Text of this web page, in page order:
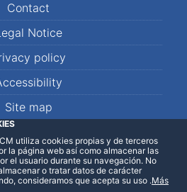
Contact
Notice
policy
Site map
utiliza cookies propias y de terceros
la página web así como almacenar las
el usuario durante su navegación. No
o tratar datos de carácter
consideramos que acepta su uso .Más